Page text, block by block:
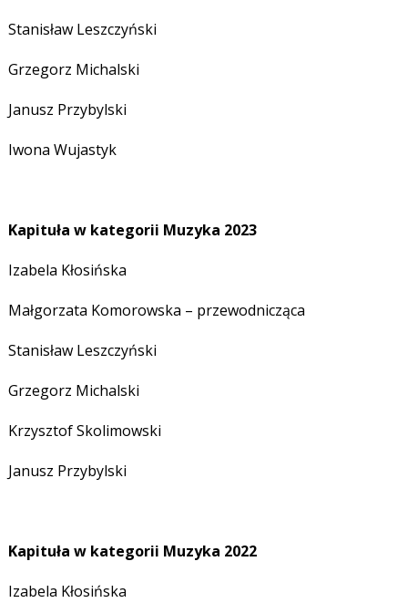
Stanisław Leszczyński
Grzegorz Michalski
Janusz Przybylski
Iwona Wujastyk
Kapituła w kategorii Muzyka 2023
Izabela Kłosińska
Małgorzata Komorowska – przewodnicząca
Stanisław Leszczyński
Grzegorz Michalski
Krzysztof Skolimowski
Janusz Przybylski
Kapituła w kategorii Muzyka 2022
Izabela Kłosińska